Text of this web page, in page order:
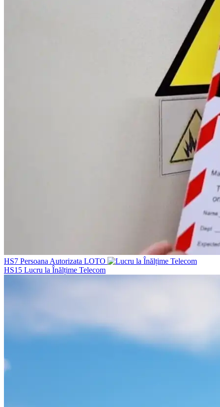
HS7 Persoana Autorizata LOTO
HS15 Lucru la Înălțime Telecom